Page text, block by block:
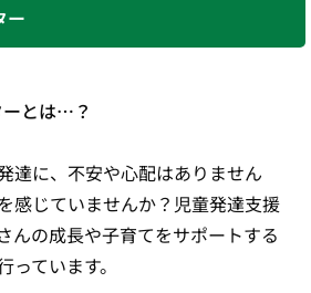
ー
とは…？
達に、不安や心配はありません
感じていませんか？児童発達支援
んの成長や子育てをサポートする
ています。